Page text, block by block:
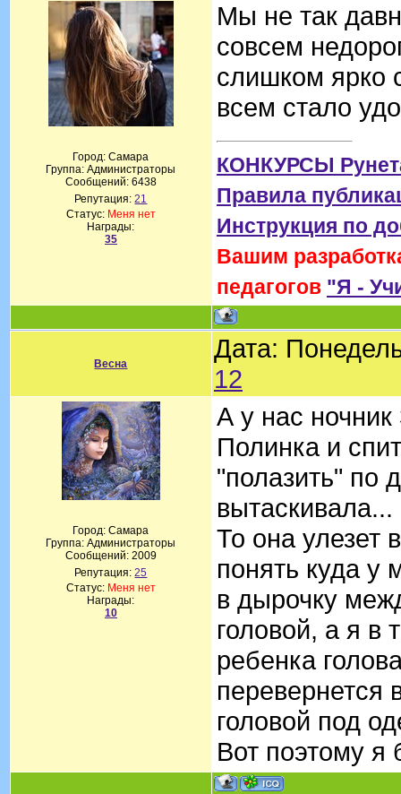
Город: Самара
Группа: Администраторы
Сообщений: 6438
Репутация:21
Статус: Меня нет
Награды:
35
Мы не так
совсем
слишком ярко
всем стало
КОНКУРСЫ
Правила
Инструкция по
Вашим
педагогов "Я -
Весна
Дата:
12
Город: Самара
Группа: Администраторы
Сообщений: 2009
Репутация:25
Статус: Меня нет
Награды:
10
А у нас ночник
Полинка и
"полазить" по
вытаскивала...
То она улезет
понять куда у
в дырочку
головой, а я в
ребенка
перевернется
головой под
Вот поэтому я